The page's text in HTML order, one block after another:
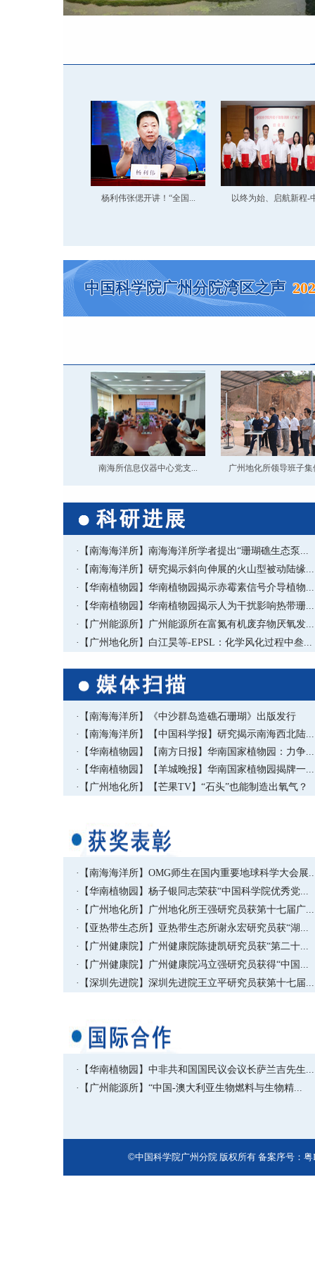
杨利伟张偲开讲！“全国... 以终为始、启航新程-
中国科学院广州分院湾区之声
南海所信息仪器中心党支... 广州地化所领导班子集
·【南海海洋所】南海海洋所学者提出“珊瑚礁生态泵...
·【南海海洋所】研究揭示斜向伸展的火山型被动陆缘...
·【华南植物园】华南植物园揭示赤霉素信号介导植物...
·【华南植物园】华南植物园揭示人为干扰影响热带珊...
·【广州能源所】广州能源所在富氮有机废弃物厌氧发...
·【广州地化所】白江昊等-EPSL：化学风化过程中叁...
·【南海海洋所】《中沙群岛造礁石珊瑚》出版发行
·【南海海洋所】【中国科学报】研究揭示南海西北陆...
·【华南植物园】【南方日报】华南国家植物园：力争...
·【华南植物园】【羊城晚报】华南国家植物园揭牌一...
·【广州地化所】【芒果TV】“石头”也能制造出氧气？
·【南海海洋所】OMG师生在国内重要地球科学大会展
·【华南植物园】杨子银同志荣获“中国科学院优秀党...
·【广州地化所】广州地化所王强研究员获第十七届广...
·【亚热带生态所】亚热带生态所谢永宏研究员获“湖...
·【广州健康院】广州健康院陈捷凯研究员获“第二十...
·【广州健康院】广州健康院冯立强研究员获得“中国...
·【深圳先进院】深圳先进院王立平研究员获第十七届...
·【华南植物园】中非共和国国民议会议长萨兰吉先生...
·【广州能源所】“中国-澳大利亚生物燃料与生物精...
©中国科学院广州分院 版权所有 备案序号： 粤